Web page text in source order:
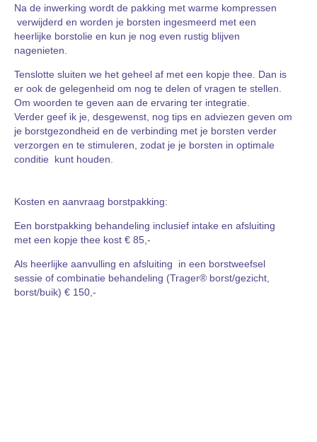
Na de inwerking wordt de pakking met warme kompressen
verwijderd en worden je borsten ingesmeerd met een
heerlijke borstolie en kun je nog even rustig blijven
nagenieten.
Tenslotte sluiten we het geheel af met een kopje thee. Dan is
er ook de gelegenheid om nog te delen of vragen te stellen.
Om woorden te geven aan de ervaring ter integratie.
Verder geef ik je, desgewenst, nog tips en adviezen geven om
je borstgezondheid en de verbinding met je borsten verder
verzorgen en te stimuleren, zodat je je borsten in optimale
conditie kunt houden.
Kosten en aanvraag borstpakking:
Een borstpakking behandeling inclusief intake en afsluiting
met een kopje thee kost € 85,-
Als heerlijke aanvulling en afsluiting in een borstweefsel
sessie of combinatie behandeling (Trager® borst/gezicht,
borst/buik) € 150,-